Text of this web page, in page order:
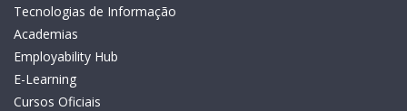
Tecnologias de Informação
Academias
Employability Hub
E-Learning
Cursos Oficiais